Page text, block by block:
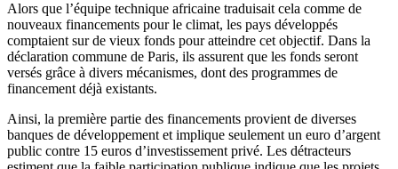
Alors que l’équipe technique africaine traduisait cela comme de
nouveaux financements pour le climat, les pays développés
comptaient sur de vieux fonds pour atteindre cet objectif. Dans la
déclaration commune de Paris, ils assurent que les fonds seront
versés grâce à divers mécanismes, dont des programmes de
financement déjà existants.
Ainsi, la première partie des financements provient de diverses
banques de développement et implique seulement un euro d’argent
public contre 15 euros d’investissement privé. Les détracteurs